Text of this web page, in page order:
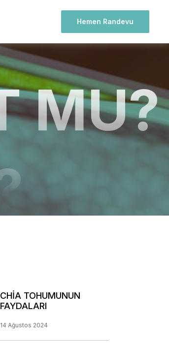
Hemen Randevu
MU?
CHİA TOHUMUNUN
FAYDALARI
14 Ağustos 2024